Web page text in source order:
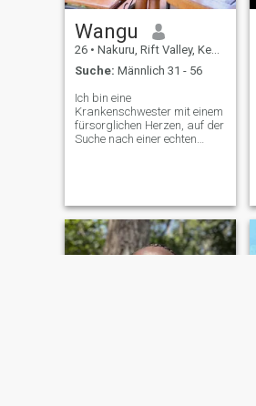
Wangu
26 • Nakuru, Rift Valley, Kenia
Suche: Männlich 31 - 56
Ich bin eine
Krankenschwester mit einem
fürsorglichen Herzen, auf der
Suche nach einer echten
sich sicher, friedlich und
erhebend anfühlen. Ein Ort,
an dem sich beide Partner
geschätzt, unterstützt und